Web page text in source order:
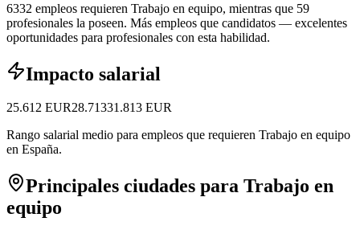
6332 empleos requieren Trabajo en equipo, mientras que 59
profesionales la poseen. Más empleos que candidatos — excelentes
oportunidades para profesionales con esta habilidad.
Impacto salarial
25.612 EUR28.71331.813 EUR
Rango salarial medio para empleos que requieren Trabajo en equipo
en España.
Principales ciudades para Trabajo en
equipo